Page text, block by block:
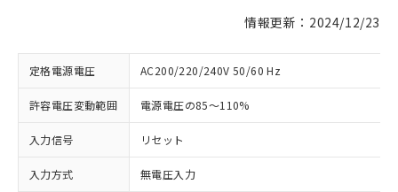
情報更新：2024/12/23
定格電源電圧 AC200/220/240V 50/60 Hz
許容電圧変動範囲 電源電圧の85～110%
入力信号 リセット
入力方式 無電圧入力